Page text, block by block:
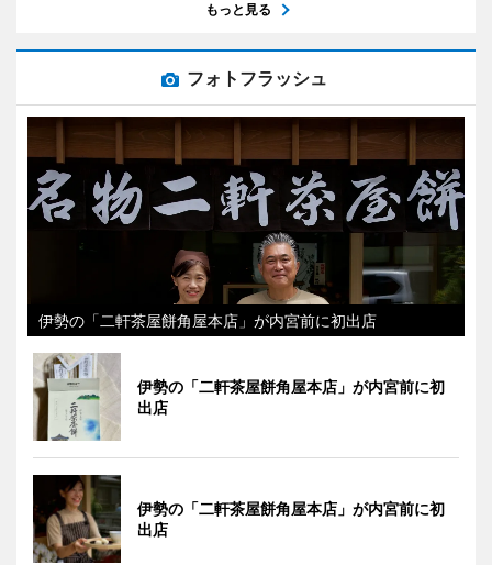
もっと見る
フォトフラッシュ
伊勢の「二軒茶屋餅角屋本店」が内宮前に初出店
伊勢の「二軒茶屋餅角屋本店」が内宮前に初
出店
伊勢の「二軒茶屋餅角屋本店」が内宮前に初
出店